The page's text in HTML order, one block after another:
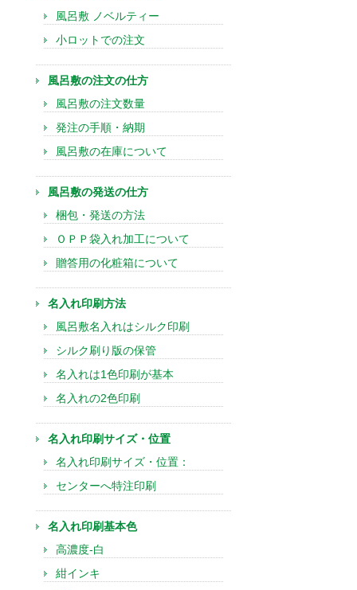
風呂敷 ノベルティー
小ロットでの注文
風呂敷の注文の仕方
風呂敷の注文数量
発注の手順・納期
風呂敷の在庫について
風呂敷の発送の仕方
梱包・発送の方法
ＯＰＰ袋入れ加工について
贈答用の化粧箱について
名入れ印刷方法
風呂敷名入れはシルク印刷
シルク刷り版の保管
名入れは1色印刷が基本
名入れの2色印刷
名入れ印刷サイズ・位置
名入れ印刷サイズ・位置：
センターへ特注印刷
名入れ印刷基本色
高濃度-白
紺インキ